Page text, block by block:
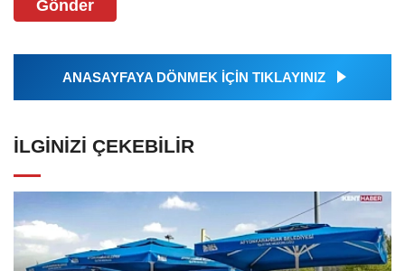
Gönder
ANASAYFAYA DÖNMEK İÇİN TIKLAYINIZ
İLGINIZI ÇEKEBILIR